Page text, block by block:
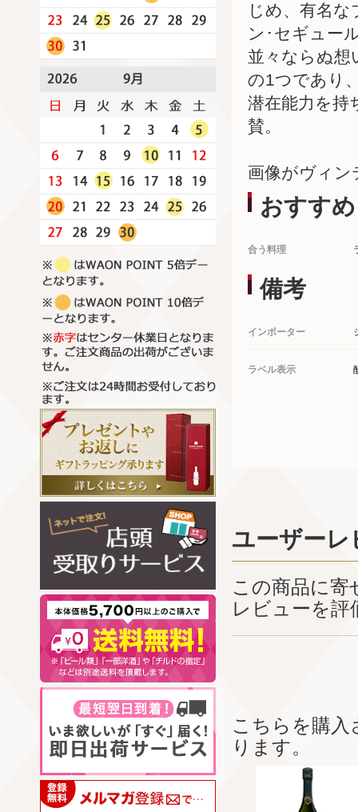
じめ、有名
ン･セギュー
並々ならぬ想
の1つであり
潜在能力を持
賛。
画像がヴィン
おすすめ
合う料理
備考
インポーター
ラベル表示
ユーザーレ
この商品に
レビューを評
こちらを購
ります。